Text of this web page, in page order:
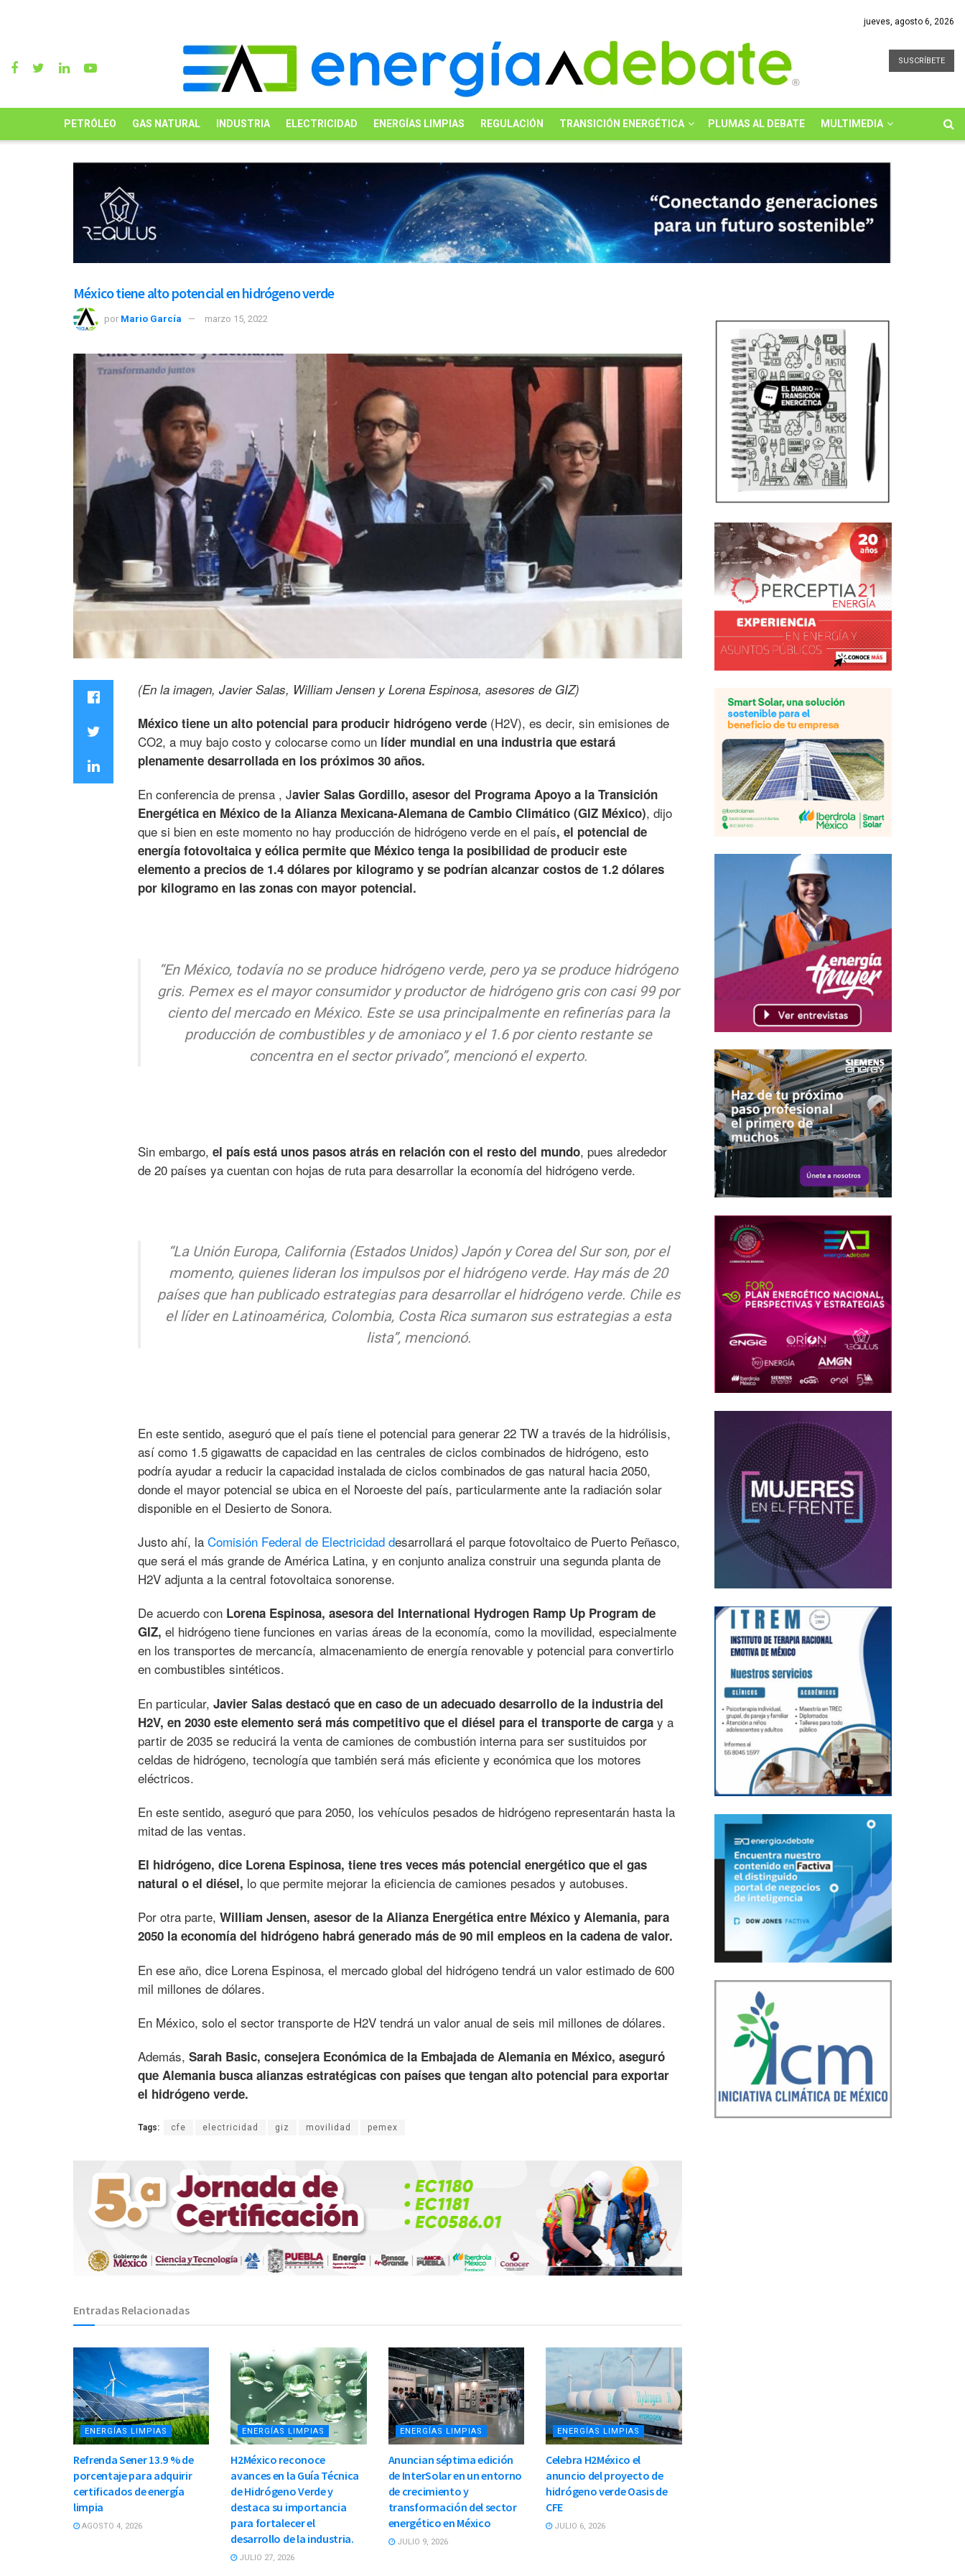
jueves, agosto 6, 2026
SUSCRÍBETE
PETRÓLEO GAS NATURAL INDUSTRIA ELECTRICIDAD ENERGÍAS LIMPIAS REGULACIÓN TRANSICIÓN ENERGÉTICA PLUMAS AL DEBATE MULTIMEDIA
México tiene alto potencial en hidrógeno verde
por Mario García marzo 15, 2022
(En la imagen, Javier Salas, William Jensen y Lorena Espinosa, asesores de GIZ)
México tiene un alto potencial para producir hidrógeno verde (H2V), es decir, sin emisiones de
CO2, a muy bajo costo y colocarse como un líder mundial en una industria que estará
plenamente desarrollada en los próximos 30 años.
En conferencia de prensa , Javier Salas Gordillo, asesor del Programa Apoyo a la Transición
Energética en México de la Alianza Mexicana-Alemana de Cambio Climático (GIZ México), dijo
que si bien en este momento no hay producción de hidrógeno verde en el país, el potencial de
energía fotovoltaica y eólica permite que México tenga la posibilidad de producir este
elemento a precios de 1.4 dólares por kilogramo y se podrían alcanzar costos de 1.2 dólares
por kilogramo en las zonas con mayor potencial.
“En México, todavía no se produce hidrógeno verde, pero ya se produce hidrógeno
gris. Pemex es el mayor consumidor y productor de hidrógeno gris con casi 99 por
ciento del mercado en México. Este se usa principalmente en refinerías para la
producción de combustibles y de amoniaco y el 1.6 por ciento restante se
concentra en el sector privado”, mencionó el experto.
Sin embargo, el país está unos pasos atrás en relación con el resto del mundo, pues alrededor
de 20 países ya cuentan con hojas de ruta para desarrollar la economía del hidrógeno verde.
“La Unión Europa, California (Estados Unidos) Japón y Corea del Sur son, por el
momento, quienes lideran los impulsos por el hidrógeno verde. Hay más de 20
países que han publicado estrategias para desarrollar el hidrógeno verde. Chile es
el líder en Latinoamérica, Colombia, Costa Rica sumaron sus estrategias a esta
lista”, mencionó.
En este sentido, aseguró que el país tiene el potencial para generar 22 TW a través de la hidrólisis,
así como 1.5 gigawatts de capacidad en las centrales de ciclos combinados de hidrógeno, esto
podría ayudar a reducir la capacidad instalada de ciclos combinados de gas natural hacia 2050,
donde el mayor potencial se ubica en el Noroeste del país, particularmente ante la radiación solar
disponible en el Desierto de Sonora.
Justo ahí, la Comisión Federal de Electricidad desarrollará el parque fotovoltaico de Puerto Peñasco,
que será el más grande de América Latina, y en conjunto analiza construir una segunda planta de
H2V adjunta a la central fotovoltaica sonorense.
De acuerdo con Lorena Espinosa, asesora del International Hydrogen Ramp Up Program de
GIZ, el hidrógeno tiene funciones en varias áreas de la economía, como la movilidad, especialmente
en los transportes de mercancía, almacenamiento de energía renovable y potencial para convertirlo
en combustibles sintéticos.
En particular, Javier Salas destacó que en caso de un adecuado desarrollo de la industria del
H2V, en 2030 este elemento será más competitivo que el diésel para el transporte de carga y a
partir de 2035 se reducirá la venta de camiones de combustión interna para ser sustituidos por
celdas de hidrógeno, tecnología que también será más eficiente y económica que los motores
eléctricos.
En este sentido, aseguró que para 2050, los vehículos pesados de hidrógeno representarán hasta la
mitad de las ventas.
El hidrógeno, dice Lorena Espinosa, tiene tres veces más potencial energético que el gas
natural o el diésel, lo que permite mejorar la eficiencia de camiones pesados y autobuses.
Por otra parte, William Jensen, asesor de la Alianza Energética entre México y Alemania, para
2050 la economía del hidrógeno habrá generado más de 90 mil empleos en la cadena de valor.
En ese año, dice Lorena Espinosa, el mercado global del hidrógeno tendrá un valor estimado de 600
mil millones de dólares.
En México, solo el sector transporte de H2V tendrá un valor anual de seis mil millones de dólares.
Además, Sarah Basic, consejera Económica de la Embajada de Alemania en México, aseguró
que Alemania busca alianzas estratégicas con países que tengan alto potencial para exportar
el hidrógeno verde.
Tags: cfe electricidad giz movilidad pemex
Entradas Relacionadas
ENERGÍAS LIMPIAS
Refrenda Sener 13.9 % de
porcentaje para adquirir
certificados de energía
limpia
AGOSTO 4, 2026
ENERGÍAS LIMPIAS
H2México reconoce
avances en la Guía Técnica
de Hidrógeno Verde y
destaca su importancia
para fortalecer el
desarrollo de la industria.
JULIO 27, 2026
ENERGÍAS LIMPIAS
Anuncian séptima edición
de InterSolar en un entorno
de crecimiento y
transformación del sector
energético en México
JULIO 9, 2026
ENERGÍAS LIMPIAS
Celebra H2México el
anuncio del proyecto de
hidrógeno verde Oasis de
CFE
JULIO 6, 2026